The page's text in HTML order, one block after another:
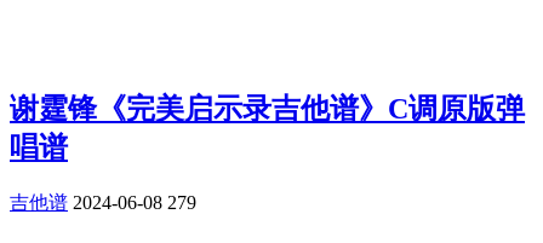
谢霆锋《完美启示录吉他谱》C调原版弹
唱谱
吉他谱 2024-06-08 279